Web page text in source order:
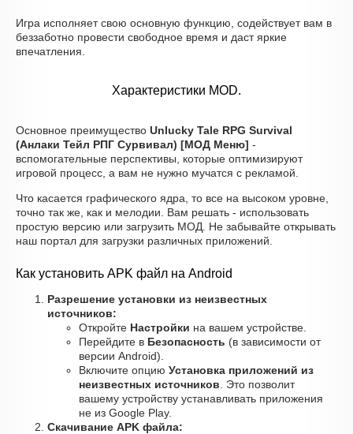
Игра исполняет свою основную функцию, содействует вам в
беззаботно провести свободное время и даст яркие
впечатления.
Характеристики MOD.
Основное преимущество Unlucky Tale RPG Survival
(Анлаки Тейл РПГ Сурвивал) [МОД Меню] -
вспомогательные перспективы, которые оптимизируют
игровой процесс, а вам не нужно мучатся с рекламой.
Что касается графического ядра, то все на высоком уровне,
точно так же, как и мелодии. Вам решать - использовать
простую версию или загрузить МОД. Не забывайте открывать
наш портал для загрузки различных приложений.
Как установить APK файл на Android
Разрешение установки из неизвестных
источников:
Откройте Настройки на вашем устройстве.
Перейдите в Безопасность (в зависимости от
версии Android).
Включите опцию Установка приложений из
неизвестных источников . Это позволит
вашему устройству устанавливать приложения
не из Google Play.
Скачивание APK файла: